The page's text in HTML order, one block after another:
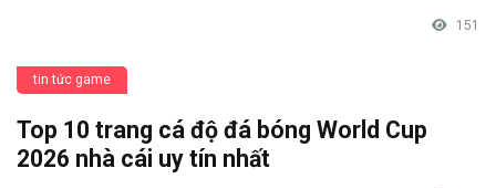
151
tin tức game
Top 10 trang cá độ đá bóng World Cup
2026 nhà cái uy tín nhất